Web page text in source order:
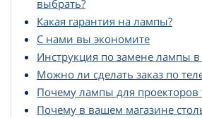
выбрать?
Какая гарантия на лампы?
С нами вы экономите
Инструкция по замене лампы в
Можно ли сделать заказ по
Почему лампы для проекторов
Почему в вашем магазине